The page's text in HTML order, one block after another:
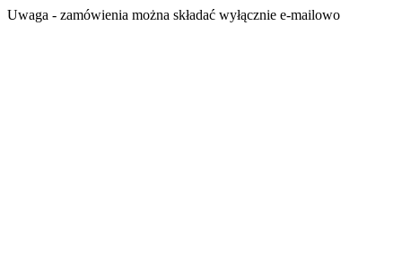
Przejdź
Uwaga - zamówienia można składać wyłącznie e-mailowo